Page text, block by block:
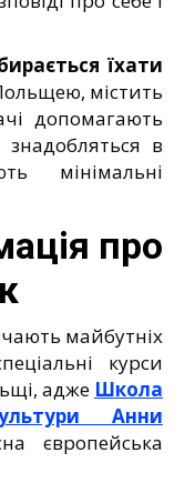
їхати
містить
допомагають
в
мінімальні
про
майбутніх
курси
адже Школа
Анни
європейська